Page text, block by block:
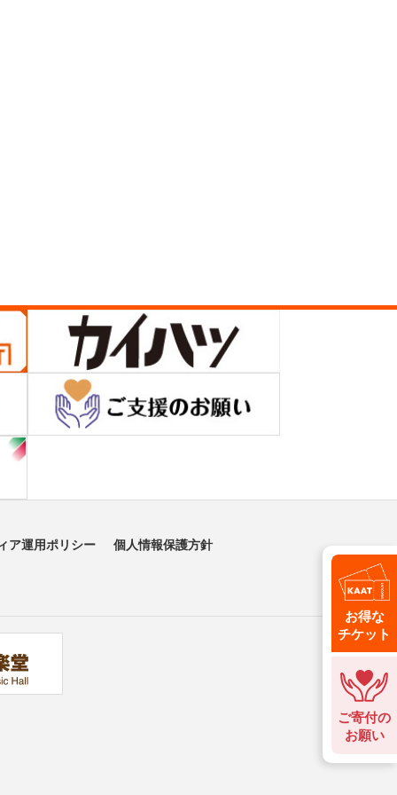
お得な
チケット
ご寄付の
お願い
ア運用ポリシー
個人情報保護方針